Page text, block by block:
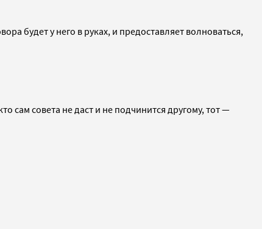
будет у него в руках, и предоставляет волноваться,
сам совета не даст и не подчинится другому, тот —